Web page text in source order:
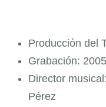
Producción del
Grabación: 2005
Director
Pérez